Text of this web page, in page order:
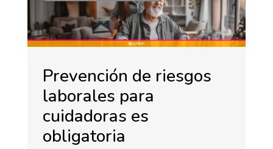
Prevención de riesgos
laborales para
cuidadoras es
obligatoria